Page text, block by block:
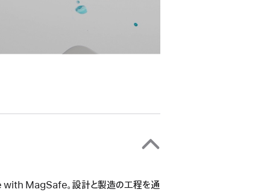
with MagSafe。設計と製造の工程を通